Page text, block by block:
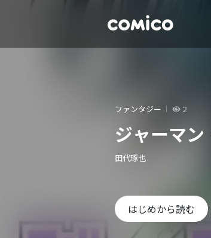
ファンタジー 2
ジャーマ
田代琢也
はじめから読む